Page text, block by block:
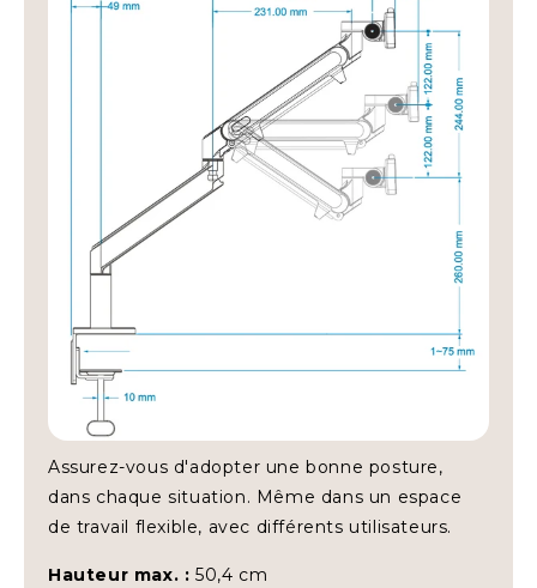
large jusqu'à 49 pouces
• Matériau : chêne massif et pieds en métal
• Espace ouvert pour clavier et souris
• Idéal pour : bureau, maison, configurations de jeu
• Garantie : 5 ans
Commandez le
de travail propre et organisé
Assurez-vous d'adopter une bonne posture,
dans chaque situation. Même dans un espace
de travail flexible, avec différents utilisateurs.
Hauteur max. : 50,4 cm